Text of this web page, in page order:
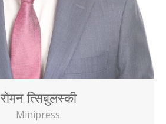
रोमन त्सिबुलस्की
Minipress.